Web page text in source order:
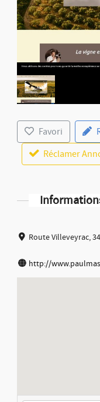
Favori
Réclamer
Route Villeveyrac,
http://